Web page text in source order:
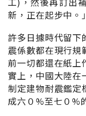
新，正在起步中。」
許多日據時代留下
震係數都在現行規
前一切都還在紙上
實上，中國大陸在
制定建物耐震鑑定
成六０%至七０%